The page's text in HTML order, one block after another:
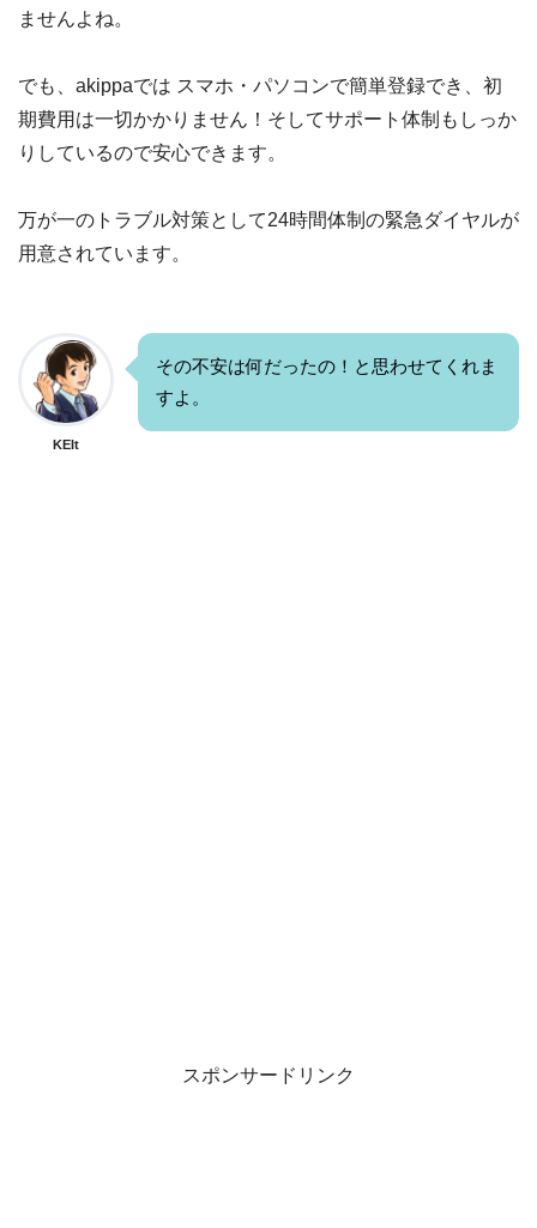
ませんよね。
でも、akippaでは スマホ・パソコンで簡単登録でき、初
期費用は一切かかりません！そしてサポート体制もしっか
りしているので安心できます。
万が一のトラブル対策として24時間体制の緊急ダイヤルが
用意されています。
KEIt
その不安は何だったの！と思わせてくれま
すよ。
スポンサードリンク